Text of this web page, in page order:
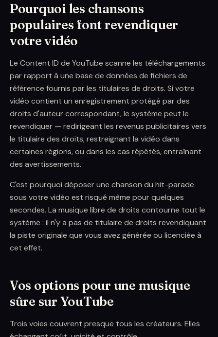
Pourquoi les chansons
populaires font revendiquer
votre vidéo
Le Content ID de YouTube scanne les téléchargements
par rapport à une base de données de fichiers de
référence fournis par les titulaires de droits. Si votre
vidéo contient un enregistrement protégé par des
droits d'auteur correspondant, le système peut le
revendiquer — redirigeant les revenus publicitaires vers
le titulaire des droits, restreignant la vidéo dans
certaines régions, ou dans les cas répétés, entraînant
des avertissements.
C'est pourquoi déposer une chanson du hit-parade
sous votre vidéo est risqué même pour quelques
secondes. La musique libre de droits contourne tout le
système : il n'y a pas de titulaire de droits revendiquant
la piste originale que vous avez générée ou licenciée à
cet effet.
Vos options pour une musique
sûre sur YouTube
Trois voies couvrent presque tous les créateurs. Elles